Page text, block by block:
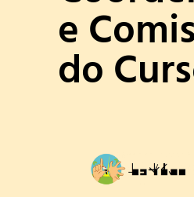
Objetivo do Curso
Perfil profissional
Gestão do curso
e
do